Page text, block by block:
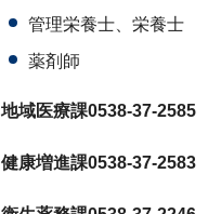
管理栄養士、栄養士
薬剤師
地域医療課0538-37-2585
健康増進課0538-37-2583